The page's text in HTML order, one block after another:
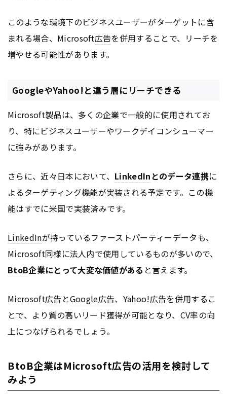
このような環境下のビジネスユーザーがターゲットに含
まれる場合、Microsoft広告を併用することで、リーチを
増やせる可能性があります。
GoogleやYahoo!と違う層にリーチできる
Microsoft製品は、多くの企業で一般的に使用されてお
り、特にビジネスユーザーやワークデイコンシューマー
に強みがあります。
さらに、近々日本において、 LinkedIn とのデータ連携に
よるターゲティング機能が実装される予定です。この機
能はすでに米国で実装済みです。
LinkedInが持っているファーストパーティーデータも、
Microsoft同様に法人内で使用しているものが多いので、
BtoB企業にとって大変な価値がある と言えます。
Microsoft広告 とGoogle広告、Yahoo!広告を併用するこ
とで、より質の高いリード獲得が可能となり、CV率の向
上につなげられるでしょう。
BtoB企業はMicrosoft広告の活用を検討して
みよう